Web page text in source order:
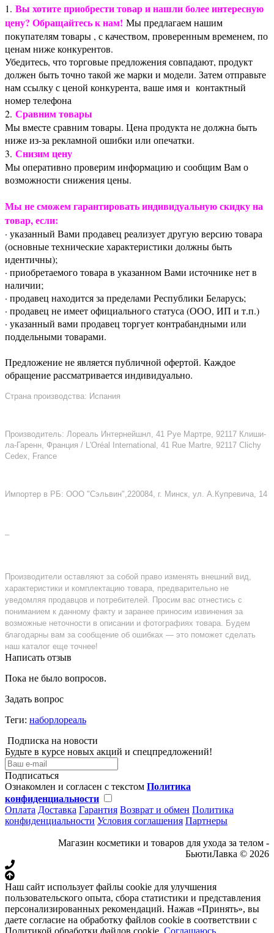
1. Вы хотите приобрести товар и нашли более интересную
цену? Обращайтесь к нам! Мы предлагаем нашим
покупателям товары , с качеством, проверенным временем, по
ценам ниже конкурентов.
Убедитесь, что торговые предложения совпадают, продукт
должен быть точно такой же марки и модели. Затем отправьте
нам ссылку с ценой конкурента, ваше имя и контактный
номер телефона
2. Сравним товары
Мы вместе сравним товары. Цена продукта не должна быть
ниже из-за рекламной ошибки или опечатки.
3. Снизим цену
Мы оперативно проверим информацию и сообщим Вам о
возможности снижения цены.
Мы не сможем гарантировать индивидуальную скидку на
товар, если:
· указанный Вами продавец реализует другую версию товара
(основные технические характеристики должны быть
идентичны);
· приобретаемого товара в указанном Вами источнике нет в
наличии;
· продавец находится за пределами Республики Беларусь;
· продавец не имеет официального статуса (ООО, ИП и т.п.)
· указанный вами продавец торгует контрабандными или
поддельными товарами.
Предложение не является публичной офертой. Каждое
обращение рассматривается индивидуально.
Страна производства: Испания
Производитель: Лореаль Интернейшнл, 41 Руе Мартре, 92117 Клиши-
ла-Гаренн, Франция / L'Oréal International, 41 Rue Martre, 92117 Clichy
Cedex, France
Импортер в РБ: ООО "Сэльвин",220084, г. Минск, ул. А.Купревича, 14
–
Производители оставляют за собой право изменять внешний вид,
характеристики и комплектацию товара, предварительно не
уведомляя продавцов и потребителей. Просим вас отнестись с
пониманием к данному факту и заранее приносим извинения за
возможные неточности в описании и фотографиях товара. Будем
благодарны вам за сообщение об ошибках — это поможет сделать
наш каталог еще точнее!
Написать отзыв
Пока не было вопросов.
Задать вопрос
Теги: наборлореаль
Подписка на новости
Будьте в курсе новых акций и спецпредложений!
Подписаться
Ознакомлен и согласен с текстом Политика
конфиденциальности
Оплата Доставка Гарантия Возврат и обмен Политика
конфиденциальности Условия соглашения Партнеры
Магазин косметики и товаров для ухода за телом -
БьютиЛавка © 2026
Наш сайт использует файлы cookie для улучшения
пользовательского опыта, сбора статистики и представления
персонализированных рекомендаций. Нажав «Принять», вы
даете согласие на обработку файлов cookie в соответствии с
Политикой обработки файлов cookie. Соглашаюсь